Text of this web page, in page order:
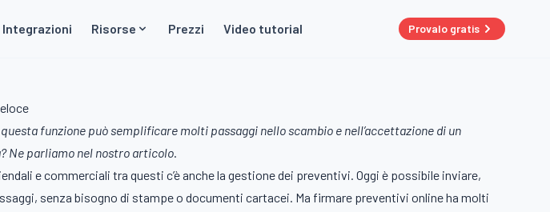
Integrazioni Risorse Prezzi Video tutorial Provalo gratis
funzione può semplificare molti passaggi nello scambio e nell’accettazione di un
Ne parliamo nel nostro articolo.
e commerciali tra questi c’è anche la gestione dei preventivi. Oggi è possibile inviare,
senza bisogno di stampe o documenti cartacei. Ma firmare preventivi online ha molti